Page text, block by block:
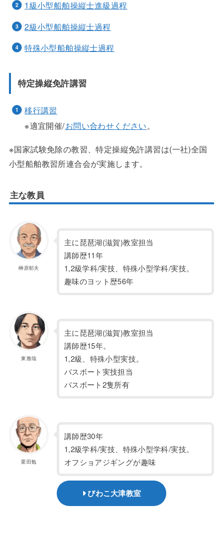
1級小型船舶操縦士進級過程
2級小型船舶操縦士過程
特殊小型船舶操縦士過程
特定操縦免許講習
移行講習
※適宜開催/お問い合わせください。
※国家試験免除の教習、特定操縦免許講習は(一社)全国
小型船舶教習所連合会が実施します。
主な教員
榊原郁夫
主に琵琶湖(滋賀)教室担当
講師歴11年
1,2級学科/実技、特殊小型学科/実技。
趣味のヨット歴56年
東雅哉
主に琵琶湖(滋賀)教室担当
講師歴15年。
1,2級、特殊小型実技。
バスボート実技担当
バスボート2隻所有
栗田勉
講師歴30年
1,2級学科/実技、特殊小型学科/実技。
オフショアジギングが趣味
びわこ大津教室